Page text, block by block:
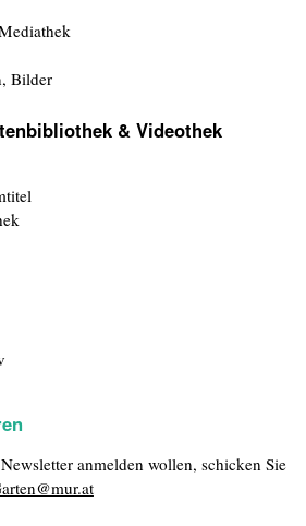
Bilder
& Videothek
anmelden wollen, schicken Sie